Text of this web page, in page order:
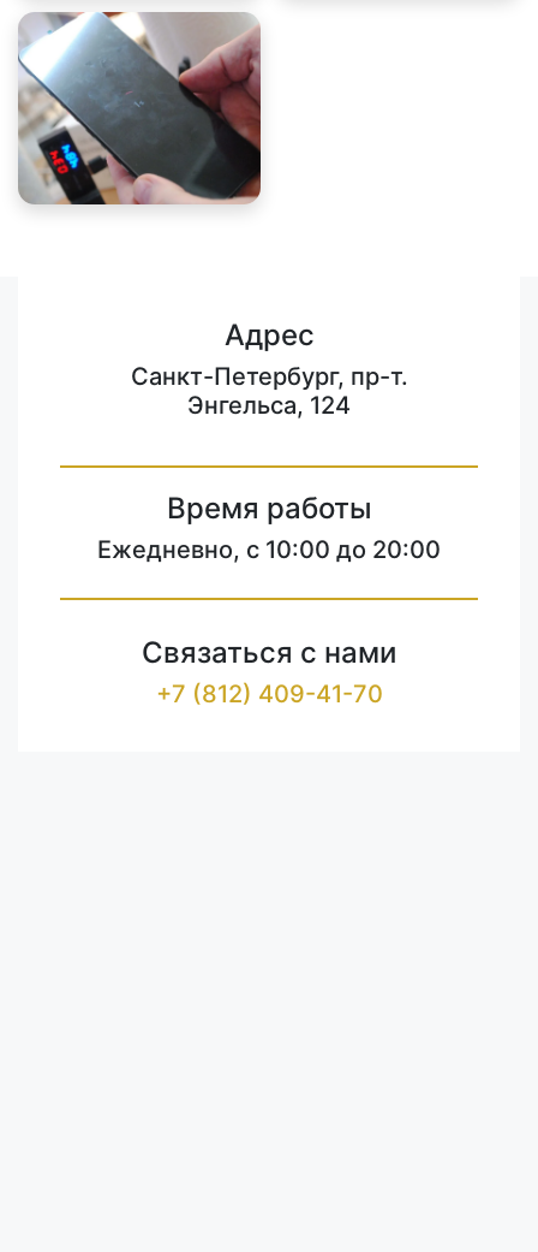
Адрес
Санкт-Петербург, пр-т.
Энгельса, 124
Время работы
Ежедневно, с 10:00 до 20:00
Связаться с нами
+7 (812) 409-41-70